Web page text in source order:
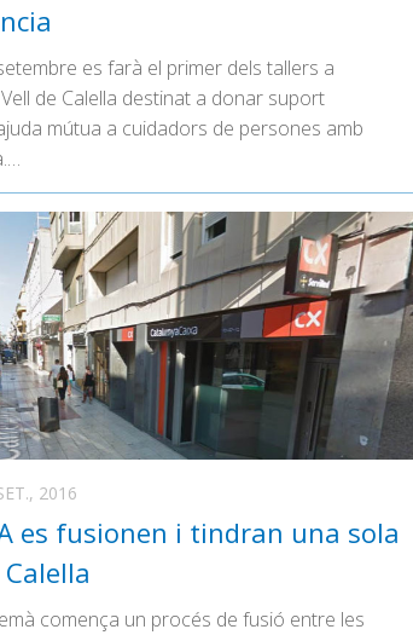
es farà el primer dels tallers a
Vell de Calella destinat a donar suport
mútua a cuidadors de persones amb
2016
es fusionen i tindran una sola
comença un procés de fusió entre les